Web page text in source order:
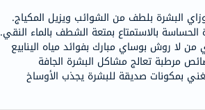
البشرة بلطف من الشوائب ويزيل المكياج.
بالاستمتاع بمتعة الشطف بالماء النقي.
لا روش بوساي مبارك بفوائد مياه الينابيع
مرطبة تعالج مشاكل البشرة الجافة
بمكونات صديقة للبشرة يجذب الأوساخ